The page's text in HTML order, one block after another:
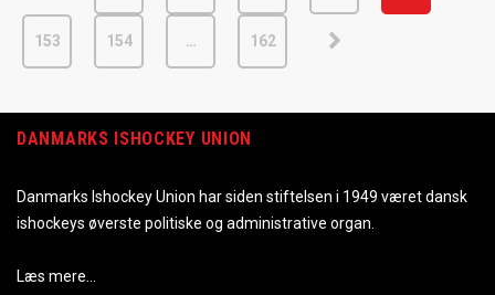
153 154 … 162
DANMARKS ISHOCKEY UNION
Danmarks Ishockey Union har siden stiftelsen i 1949 været dansk
ishockeys øverste politiske og administrative organ.
Læs mere…